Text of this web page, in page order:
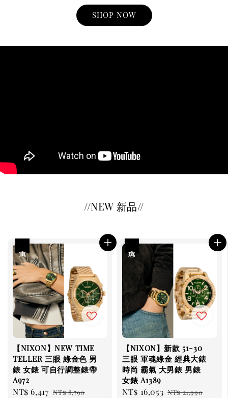
SHOP NOW
//NEW 新品//
【NIXON】NEW TIME
TELLER 三眼 綠金色 男
錶 女錶 可自行調整錶帶
A972
Sale
NT$ 6,417 Regular
NT$ 8,790
【NIXON】新款 51-30
三眼 軍魂綠金 經典大錶
時尚 霸氣 大男錶 男錶
女錶 A1389
Sale
NT$ 16,053 Regular
NT$ 21,990